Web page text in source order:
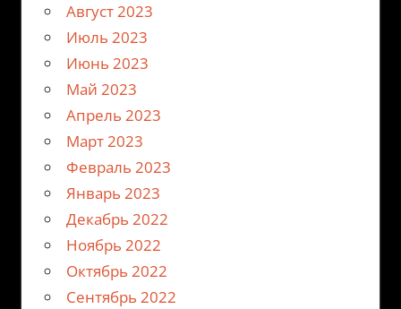
Август 2023
Июль 2023
Июнь 2023
Май 2023
Апрель 2023
Март 2023
Февраль 2023
Январь 2023
Декабрь 2022
Ноябрь 2022
Октябрь 2022
Сентябрь 2022